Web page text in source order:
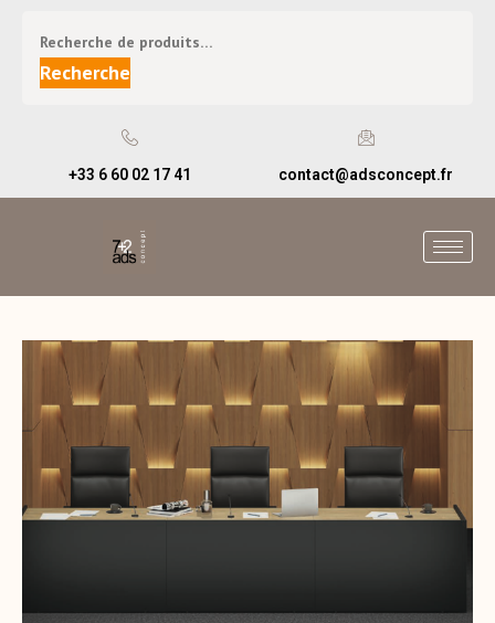
Recherche
+33 6 60 02 17 41 contact@adsconcept.fr